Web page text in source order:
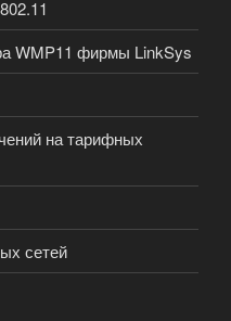
WMP11 фирмы LinkSys
на тарифных
сетей